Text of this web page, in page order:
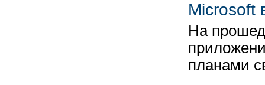
Microsoft
На
планами